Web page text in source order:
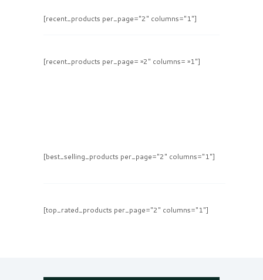
[recent_products per_page="2" columns="1"]
[recent_products per_page= »2″ columns= »1″]
[best_selling_products per_page="2" columns="1"]
[top_rated_products per_page="2" columns="1"]